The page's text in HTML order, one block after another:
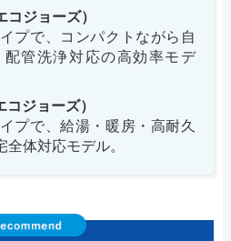
ジョーズ）
プで、コンパクトながら自
管洗浄対応の高効率モデ
ジョーズ）
プで、給湯・暖房・高耐久
体対応モデル。